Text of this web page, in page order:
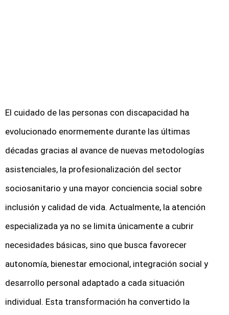
El cuidado de las personas con discapacidad ha
evolucionado enormemente durante las últimas
décadas gracias al avance de nuevas metodologías
asistenciales, la profesionalización del sector
sociosanitario y una mayor conciencia social sobre
inclusión y calidad de vida. Actualmente, la atención
especializada ya no se limita únicamente a cubrir
necesidades básicas, sino que busca favorecer
autonomía, bienestar emocional, integración social y
desarrollo personal adaptado a cada situación
individual. Esta transformación ha convertido la